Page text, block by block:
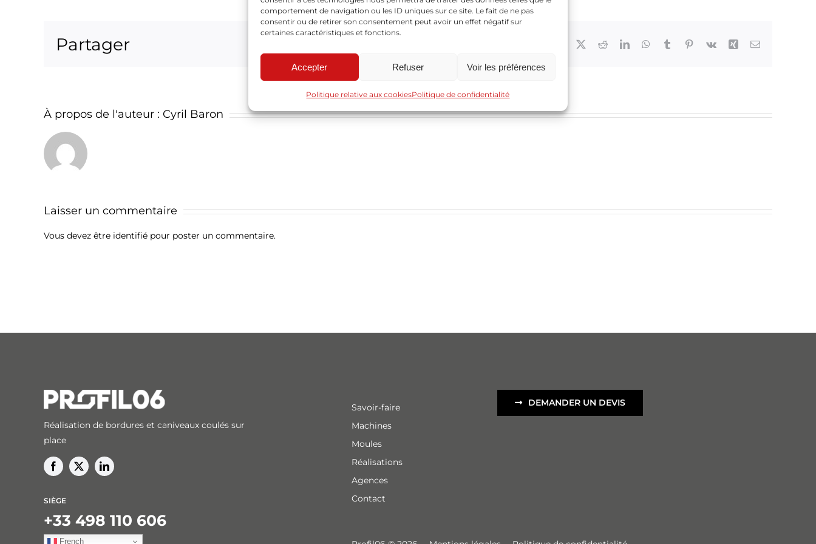
comportement de navigation ou les ID uniques sur ce site. Le fait de ne pas
consentir ou de retirer son consentement peut avoir un effet négatif sur
certaines caractéristiques et fonctions.
Accepter Refuser Voir les préférences
Politique relative aux cookiesPolitique de confidentialité
Partager Facebook RedditLinkedInWhatsApp
Tumblr Pinterest
Vk Xing Email
À propos de l'auteur : Cyril Baron
Laisser un commentaire
Vous devez être identifié pour poster un commentaire.
Réalisation de bordures et caniveaux coulés sur
place
SIÈGE
+33 498 110 606
French
Savoir-faire
Machines
Moules
Réalisations
Agences
Contact
DEMANDER UN DEVIS